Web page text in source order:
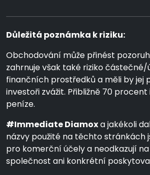
Důležitá poznámka k riziku:
Obchodování může přinést
zahrnuje však také riziko
finančních prostředků a měli by jej
investoři zvážit. Přibližně 70
peníze.
#Immediate Diamoxa jakékoli
názvy použité na těchto stránkách
pro komerční účely a neodkazují
společnost ani konkrétní